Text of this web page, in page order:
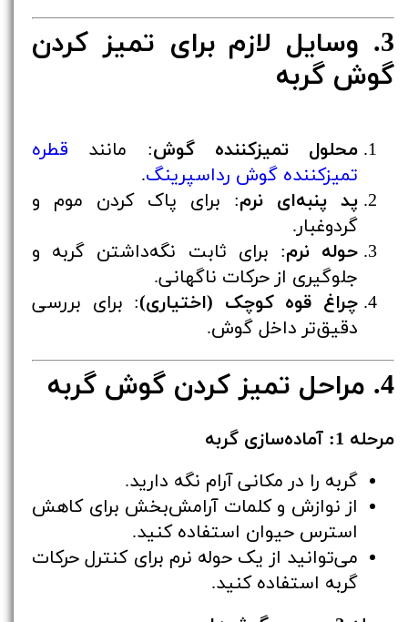
3. وسایل لازم برای تمیز کردن
گوش گربه
محلول تمیزکننده گوش: مانند قطره
تمیزکننده گوش رداسپرینگ.
پد پنبه‌ای نرم: برای پاک کردن موم و
گردوغبار.
حوله نرم: برای ثابت نگه‌داشتن گربه و
جلوگیری از حرکات ناگهانی.
چراغ قوه کوچک (اختیاری): برای بررسی
دقیق‌تر داخل گوش.
4. مراحل تمیز کردن گوش گربه
مرحله 1: آماده‌سازی گربه
گربه را در مکانی آرام نگه دارید.
از نوازش و کلمات آرامش‌بخش برای کاهش
استرس حیوان استفاده کنید.
می‌توانید از یک حوله نرم برای کنترل حرکات
گربه استفاده کنید.